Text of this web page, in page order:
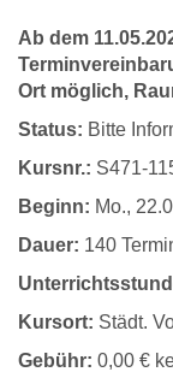
Ab dem
Ort möglich,
Status: Bitte
Kursnr.: S471-
Beginn: Mo.,
Dauer: 140
Kursort: Städt.
Gebühr: 0,00 €